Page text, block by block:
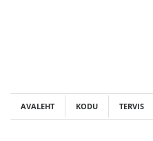
AVALEHT KODU TERVIS